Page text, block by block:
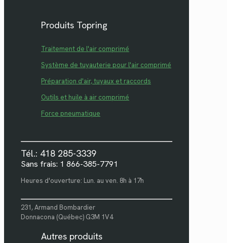
Produits Topring
Traitement de l'air comprimé
Système de tuyauterie pour l'air comprimé
Préparation d'air, tuyaux et raccords
Outils et huile à air comprimé
Force pneumatique
Tél.: 418 285-3339
Sans frais: 1 866-385-7791
Heures d'ouverture: Lun. au ven. 8h à 17h
231, Armand Bombardier
Donnacona (Québec) G3M 1V4
Autres produits